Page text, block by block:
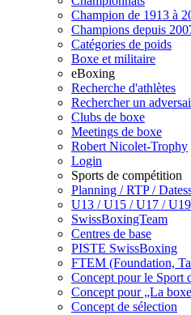
Champion de 1913 à
Champions depuis
Catégories de poids
Boxe et militaire
eBoxing
Recherche d'athlètes
Rechercher un
Clubs de boxe
Meetings de boxe
Robert Nicolet-Trophy
Login
Sports de compétition
Planning / RTP /
U13 / U15 / U17 / U19
SwissBoxingTeam
Centres de base
PISTE SwissBoxing
FTEM (Foundation,
Concept pour le Sport
Concept pour „La
Concept de sélection